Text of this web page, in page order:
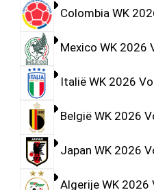
Colombia WK
Mexico WK 2026
Italië WK 2026
België WK 2026
Japan WK 2026
Algerije WK